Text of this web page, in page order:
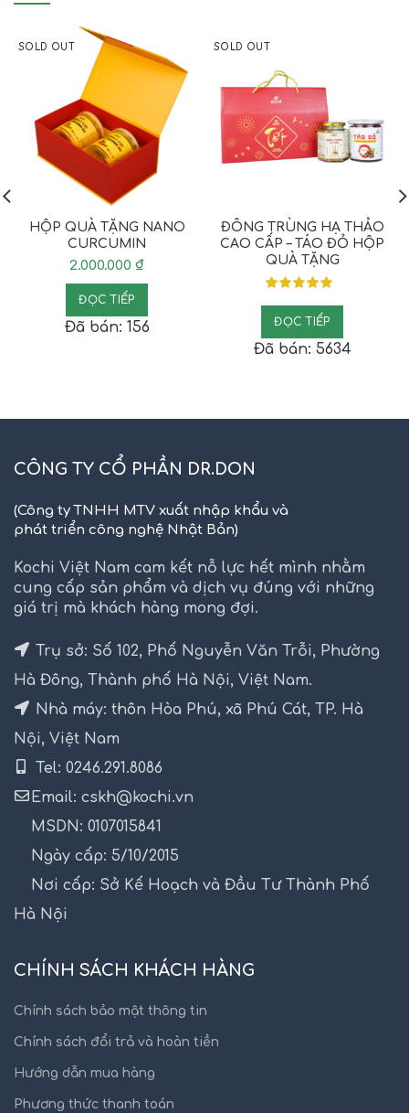
SOLD OUT
HỘP QUÀ TẶNG NANO
CURCUMIN
2.000.000 ₫
ĐỌC TIẾP
Đã bán: 156
SOLD OUT
ĐÔNG TRÙNG HẠ THẢO
CAO CẤP – TÁO ĐỎ HỘP
QUÀ TẶNG
ĐỌC TIẾP
Đã bán: 5634
CÔNG TY CỔ PHẦN DR.DON
(Công ty TNHH MTV xuất nhập khẩu và
phát triển công nghệ Nhật Bản)
Kochi Việt Nam cam kết nỗ lực hết mình nhằm
cung cấp sản phẩm và dịch vụ đúng với những
giá trị mà khách hàng mong đợi.
Trụ sở: Số 102, Phố Nguyễn Văn Trỗi, Phường
Hà Đông, Thành phố Hà Nội, Việt Nam.
Nhà máy: thôn Hòa Phú, xã Phú Cát, TP. Hà
Nội, Việt Nam
Tel: 0246.291.8086
Email: cskh@kochi.vn
MSDN: 0107015841
Ngày cấp: 5/10/2015
Nơi cấp: Sở Kế Hoạch và Đầu Tư Thành Phố
Hà Nội
CHÍNH SÁCH KHÁCH HÀNG
Chính sách bảo mật thông tin
Chính sách đổi trả và hoàn tiền
Hướng dẫn mua hàng
Phương thức thanh toán